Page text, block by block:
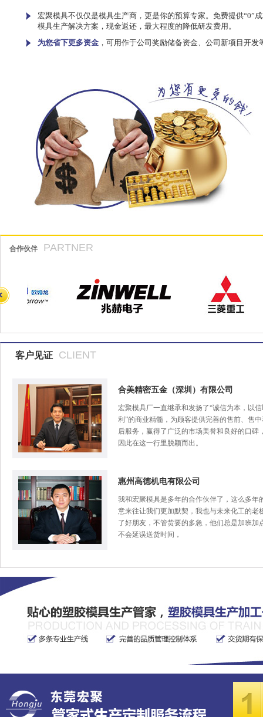
宏聚模具不仅仅是模具生产商，更是你的预算专家。免费提供“0”
模具生产解决方案，现金返还，最大程度的降低研发费用。
为您省下更多资金 ，可用作于公司奖励储备资金、公司新项目开发
合作伙伴 PARTNER
客户见证 CLIENT
合美精密五金（深圳）有限公司
宏聚模具厂一直继承和发扬了“诚信为本，以信
利”的商业精髓，为顾客提供完善的售前、售
后服务，赢得了广泛的市场美誉和良好的口碑
因此在这一行里脱颖而出。
惠州高德机电有限公司
我和宏聚模具是多年的合作伙伴了，这么多年
意来往让我们更加默契，我也与未来化工的老
了好朋友，不管货要的多急，他们总是加班加
不会延误送货时间，